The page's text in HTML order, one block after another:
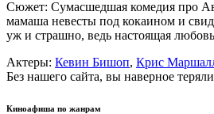
Сюжет: Сумасшедшая комедия про
мамаша невесты под кокаином и
уж и страшно, ведь настоящая любовь
Актеры: Кевин Бишоп, Крис
Без нашего сайта, вы наверное
Киноафиша по жанрам